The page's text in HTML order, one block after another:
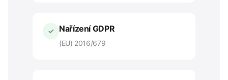
✓ Nařízení GDPR
(EU) 2016/679